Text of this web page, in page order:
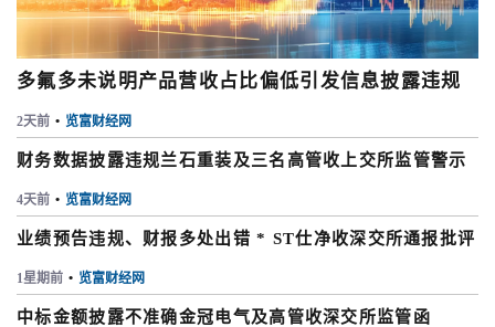
多氟多未说明产品营收占比偏低引发信息披露违规
2天前 • 览富财经网
财务数据披露违规兰石重装及三名高管收上交所监管警示
4天前 • 览富财经网
业绩预告违规、财报多处出错 * ST仕净收深交所通报批评
1星期前 • 览富财经网
中标金额披露不准确金冠电气及高管收深交所监管函